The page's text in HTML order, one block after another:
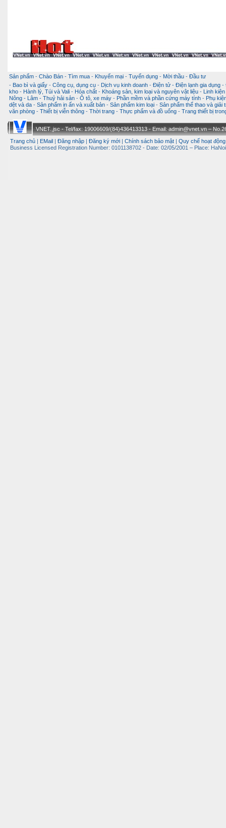
Sản phẩm - Chào Bán - Tìm mua - Khuyến mại - Tuyển dụng - Mời thầu - Đầu tư
- Bao bì và giấy - Công cụ, dụng cụ - Dịch vụ kinh doanh - Điện tử - Điện lạnh gia dụng -
kho - Hành lý, Túi và Vali - Hóa chất - Khoáng sản, kim loại và nguyên vật liệu -
Linh
Nông - Lâm - Thuỷ hải sản - Ô tô, xe máy - Phần mềm và phần cứng máy tính - Phụ
dệt và da - Sản phẩm in ấn và xuất bản - Sản phẩm kim loại - Sản phẩm thể thao và giải
văn phòng - Thiết bị viễn thông - Thời trang - Thực phẩm và đồ uống - Trang thiết bị
VNET.,jsc - Tel/fax: 19006609/(84)436413313 - Email: admin@vnet.vn –
Trang chủ
EMail Đăng nhập Đăng ký mới Chính sách bảo mật Quy chế hoạt động
Business Licensed Registration Number: 0101138702 - Date: 02/05/2001 – Place: